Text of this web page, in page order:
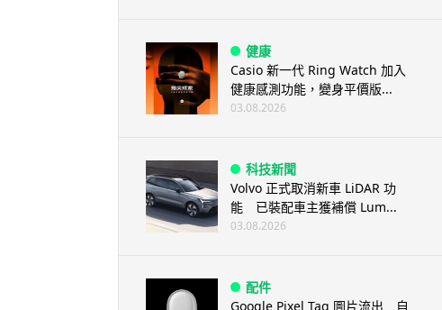
健康
Casio 新一代 Ring Watch 加入
健康感測功能，變身平價版...
03.08.2026
科技新聞
Volvo 正式取消新車 LiDAR 功
能 已裝配車主獲補償 Lum...
03.08.2026
配件
Google Pixel Tag 圖片流出 自